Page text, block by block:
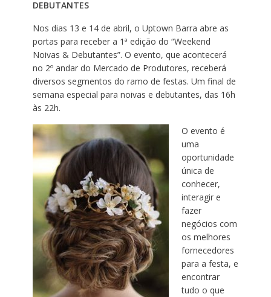
DEBUTANTES
Nos dias 13 e 14 de abril, o Uptown Barra abre as
portas para receber a 1ª edição do “Weekend
Noivas & Debutantes”. O evento, que acontecerá
no 2º andar do Mercado de Produtores, receberá
diversos segmentos do ramo de festas. Um final de
semana especial para noivas e debutantes, das 16h
às 22h.
O evento é
uma
oportunidade
única de
conhecer,
interagir e
fazer
negócios com
os melhores
fornecedores
para a festa, e
encontrar
tudo o que